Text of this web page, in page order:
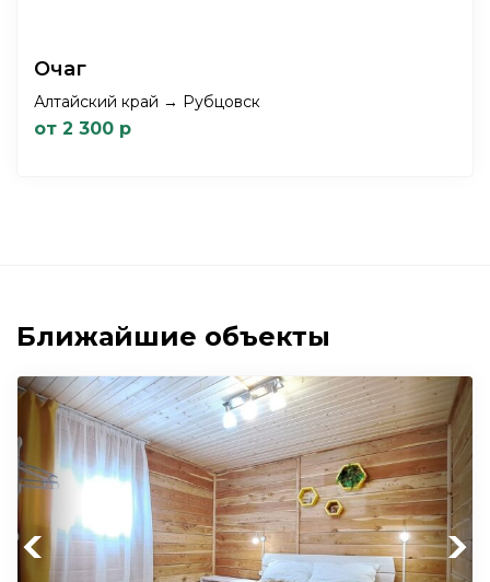
Очаг
Алтайский край → Рубцовск
от 2 300 р
Ближайшие объекты
Previous Next